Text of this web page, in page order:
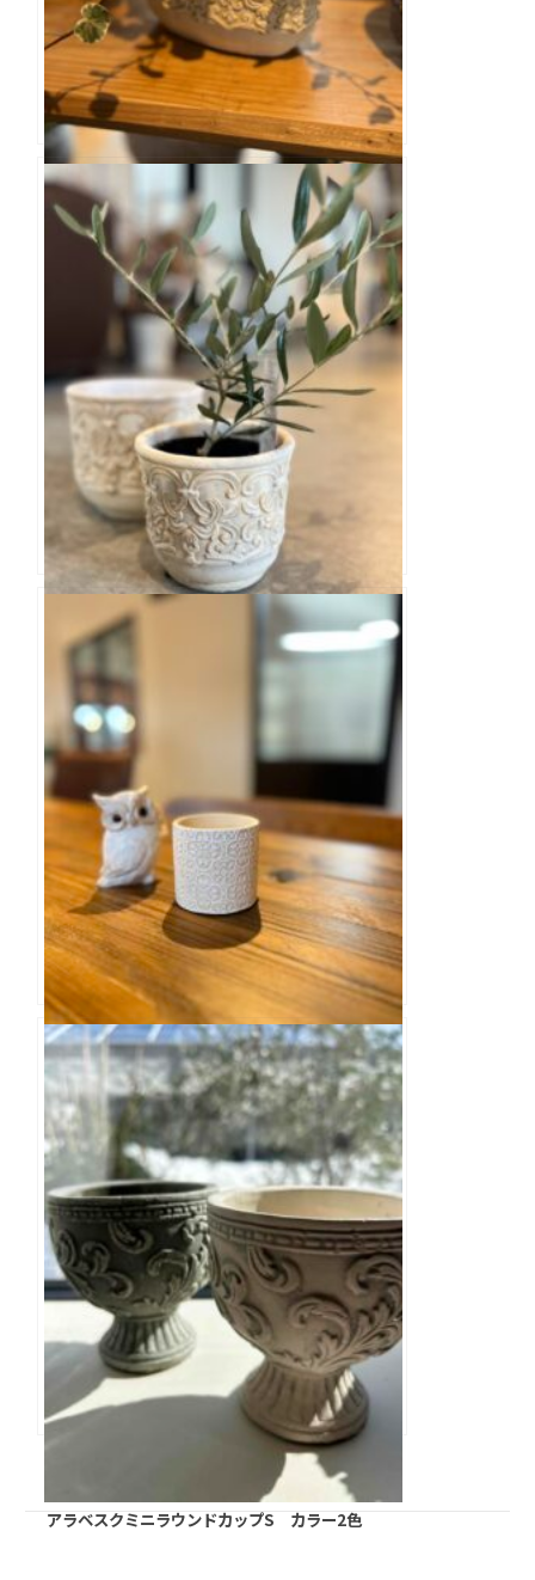
バロックオーバルS ポット
バロックラウンドSM
エスニックカラー ホワイト
アラベスクミニラウンドカップS カラー2色